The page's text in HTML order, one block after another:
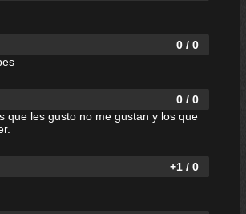
0 / 0
0 / 0
que les gusto no me gustan y los que
+1 / 0